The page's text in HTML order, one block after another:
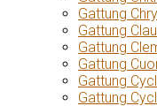
Gattung
Gattung
Gattung
Gattung
Gattung
Gattung